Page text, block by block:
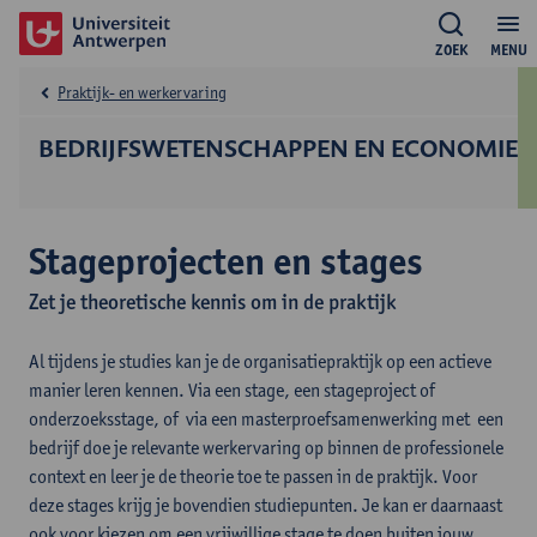
MENU
ZOEK
BEDRIJFS­WETENSCHAPPEN EN ECONOMIE
Praktijk- en werkervaring
Stageprojecten en stages
Zet je theoretische kennis om in de praktijk
Al tijdens je studies kan je de organisatiepraktijk op een actieve
manier leren kennen. Via een stage, een stageproject of
onderzoeksstage, of via een masterproefsamenwerking met een
bedrijf doe je relevante werkervaring op binnen de professionele
context en leer je de theorie toe te passen in de praktijk. Voor
deze stages krijg je bovendien studiepunten. Je kan er daarnaast